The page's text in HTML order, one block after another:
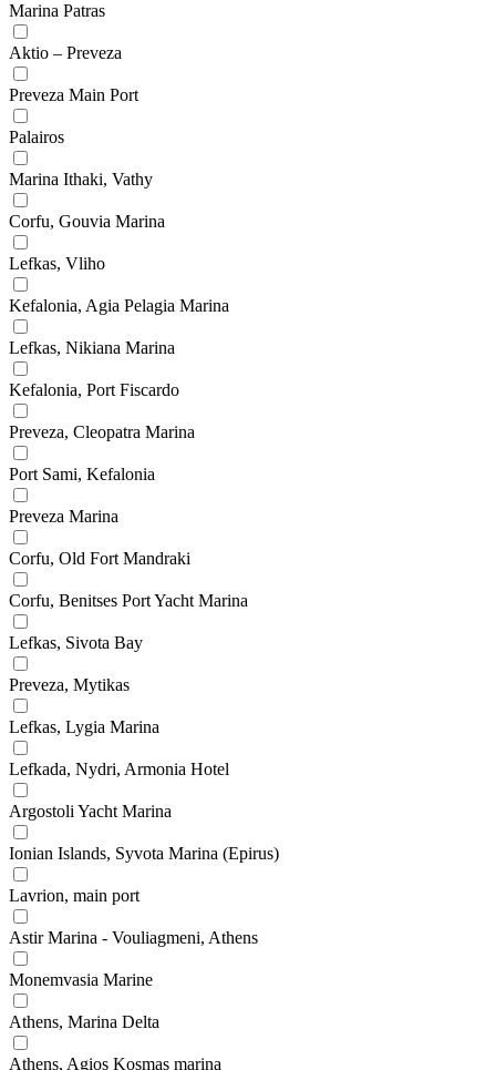
Marina Patras
Aktio – Preveza
Preveza Main Port
Palairos
Marina Ithaki, Vathy
Corfu, Gouvia Marina
Lefkas, Vliho
Kefalonia, Agia Pelagia Marina
Lefkas, Nikiana Marina
Kefalonia, Port Fiscardo
Preveza, Cleopatra Marina
Port Sami, Kefalonia
Preveza Marina
Corfu, Old Fort Mandraki
Corfu, Benitses Port Yacht Marina
Lefkas, Sivota Bay
Preveza, Mytikas
Lefkas, Lygia Marina
Lefkada, Nydri, Armonia Hotel
Argostoli Yacht Marina
Ionian Islands, Syvota Marina (Epirus)
Lavrion, main port
Astir Marina - Vouliagmeni, Athens
Monemvasia Marine
Athens, Marina Delta
Athens, Agios Kosmas marina